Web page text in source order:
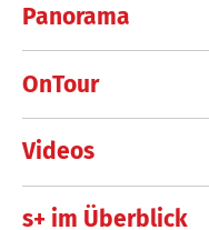
Panorama
OnTour
Videos
s+ im Überblick